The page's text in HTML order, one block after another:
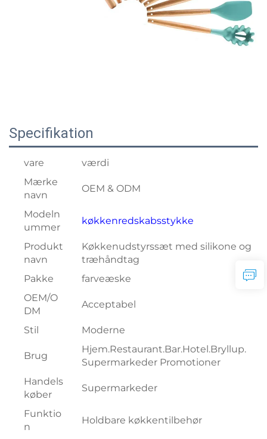
Specifikation
vare
værdi
Mærke
navn
OEM & ODM
Modeln
ummer
køkkenredskabsstykke
Produkt
navn
Køkkenudstyrssæt med silikone og
træhåndtag
Pakke
farveæske
OEM/O
DM
Acceptabel
Stil Moderne
Brug
Hjem.Restaurant.Bar.Hotel.Bryllup.
Supermarkeder Promotioner
Handels
køber
Supermarkeder
Funktio
n
Holdbare køkkentilbehør